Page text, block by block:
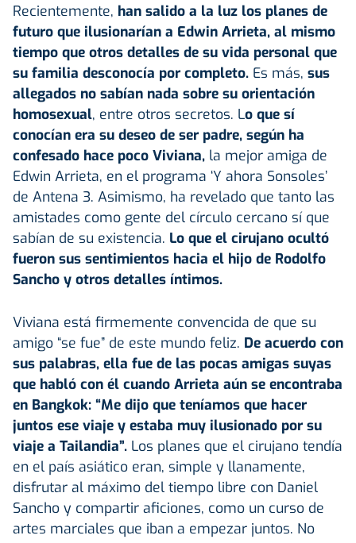
Recientemente, han salido a la luz los planes de
futuro que ilusionarían a Edwin Arrieta, al mismo
tiempo que otros detalles de su vida personal que
su familia desconocía por completo. Es más, sus
allegados no sabían nada sobre su orientación
homosexual, entre otros secretos. Lo que sí
conocían era su deseo de ser padre, según ha
confesado hace poco Viviana, la mejor amiga de
Edwin Arrieta, en el programa ‘Y ahora Sonsoles’
de Antena 3. Asimismo, ha revelado que tanto las
amistades como gente del círculo cercano sí que
sabían de su existencia. Lo que el cirujano ocultó
fueron sus sentimientos hacia el hijo de Rodolfo
Sancho y otros detalles íntimos.
Viviana está firmemente convencida de que su
amigo “se fue” de este mundo feliz. De acuerdo con
sus palabras, ella fue de las pocas amigas suyas
que habló con él cuando Arrieta aún se encontraba
en Bangkok: “Me dijo que teníamos que hacer
juntos ese viaje y estaba muy ilusionado por su
viaje a Tailandia”. Los planes que el cirujano tendía
en el país asiático eran, simple y llanamente,
disfrutar al máximo del tiempo libre con Daniel
Sancho y compartir aficiones, como un curso de
artes marciales que iban a empezar juntos. No